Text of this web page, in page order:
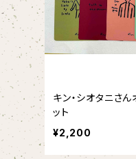
キン・シオタニさ
ット
¥2,200